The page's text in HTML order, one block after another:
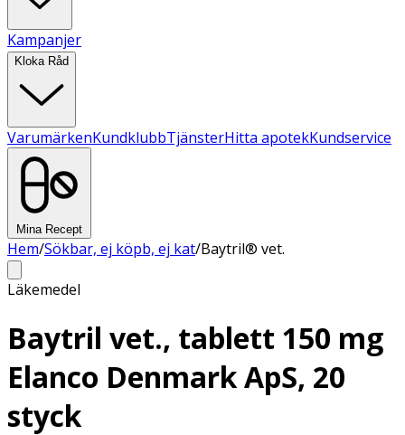
Kampanjer
Kloka Råd
VarumärkenKundklubbTjänsterHitta apotekKundservice
Mina Recept
Hem/Sökbar, ej köpb, ej kat/Baytril® vet.
Läkemedel
Baytril vet., tablett 150 mg
Elanco Denmark ApS, 20
styck